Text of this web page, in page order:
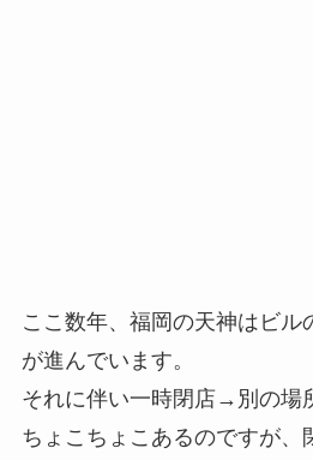
ここ数年、福岡の天神はビル
が進んでいます。
それに伴い一時閉店→別の場
ちょこちょこあるのですが、